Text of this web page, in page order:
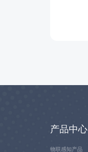
产品中心
物联感知产品